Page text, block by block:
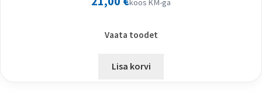
koos KM-ga
Vaata toodet
Lisa korvi